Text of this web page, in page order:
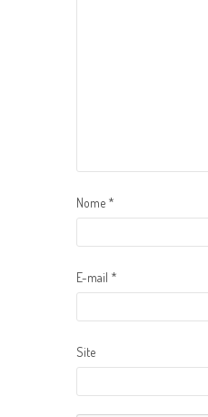
Nome *
E-mail *
Site